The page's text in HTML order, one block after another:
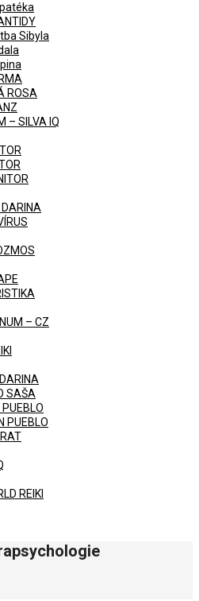
Sibyla
ROSA
– SILVA IQ
– CZ
SAŠA
PUEBLO
REIKI